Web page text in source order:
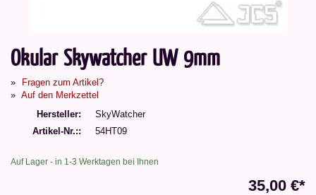
Okular Skywatcher UW 9mm
Fragen zum Artikel?
Auf den Merkzettel
Hersteller
SkyWatcher
Artikel-Nr.:
54HT09
Auf Lager - in 1-3 Werktagen bei Ihnen
35,00 €*